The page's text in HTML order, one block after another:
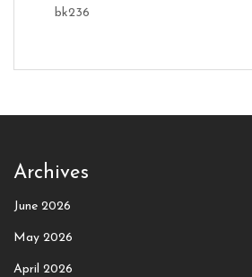
bk236
Archives
June 2026
May 2026
April 2026